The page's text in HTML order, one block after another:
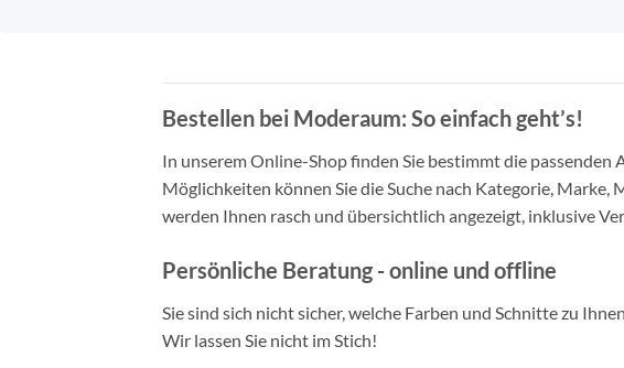
Bestellen bei Moderaum: So einfach geht’s!
In unserem Online-Shop finden Sie bestimmt die
Möglichkeiten können Sie die Suche nach Kategorie,
werden Ihnen rasch und übersichtlich angezeigt, inklusive
Persönliche Beratung - online und offline
Sie sind sich nicht sicher, welche Farben und Schnitte zu
Wir lassen Sie nicht im Stich!